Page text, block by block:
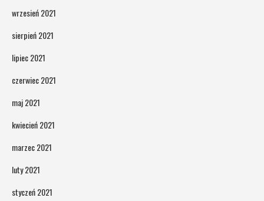
wrzesień 2021
sierpień 2021
lipiec 2021
czerwiec 2021
maj 2021
kwiecień 2021
marzec 2021
luty 2021
styczeń 2021